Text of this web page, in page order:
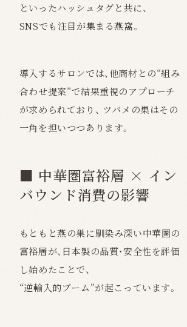
といったハッシュタグと共に、
SNSでも注目が集まる燕窩。
導入するサロンでは、他商材との“組み
合わせ提案”で結果重視のアプローチ
が求められており、 ツバメの巣はその
一角を担いつつあります。
■ 中華圏富裕層 × イン
バウンド消費の影響
もともと燕の巣に馴染み深い中華圏の
富裕層が、日本製の品質・安全性を評価
し始めたことで、
“逆輸入的ブーム”が起こっています。